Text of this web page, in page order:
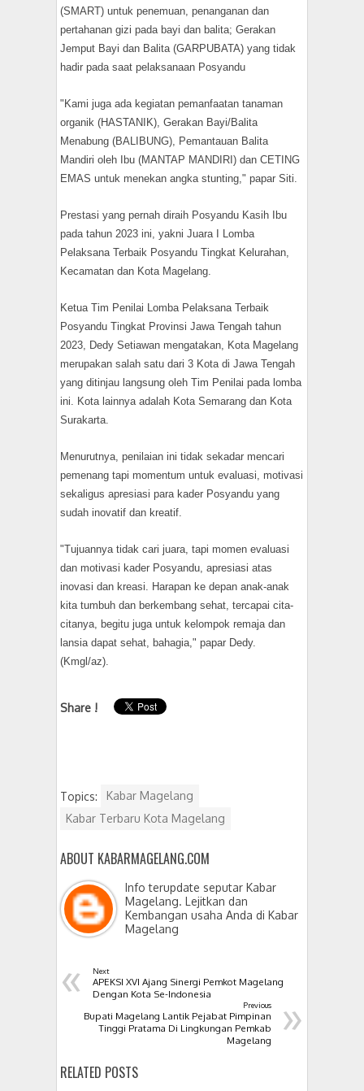
(SMART) untuk penemuan, penanganan dan
pertahanan gizi pada bayi dan balita; Gerakan
Jemput Bayi dan Balita (GARPUBATA) yang tidak
hadir pada saat pelaksanaan Posyandu
"Kami juga ada kegiatan pemanfaatan tanaman
organik (HASTANIK), Gerakan Bayi/Balita
Menabung (BALIBUNG), Pemantauan Balita
Mandiri oleh Ibu (MANTAP MANDIRI) dan CETING
EMAS untuk menekan angka stunting," papar Siti.
Prestasi yang pernah diraih Posyandu Kasih Ibu
pada tahun 2023 ini, yakni Juara I Lomba
Pelaksana Terbaik Posyandu Tingkat Kelurahan,
Kecamatan dan Kota Magelang.
Ketua Tim Penilai Lomba Pelaksana Terbaik
Posyandu Tingkat Provinsi Jawa Tengah tahun
2023, Dedy Setiawan mengatakan, Kota Magelang
merupakan salah satu dari 3 Kota di Jawa Tengah
yang ditinjau langsung oleh Tim Penilai pada lomba
ini. Kota lainnya adalah Kota Semarang dan Kota
Surakarta.
Menurutnya, penilaian ini tidak sekadar mencari
pemenang tapi momentum untuk evaluasi, motivasi
sekaligus apresiasi para kader Posyandu yang
sudah inovatif dan kreatif.
"Tujuannya tidak cari juara, tapi momen evaluasi
dan motivasi kader Posyandu, apresiasi atas
inovasi dan kreasi. Harapan ke depan anak-anak
kita tumbuh dan berkembang sehat, tercapai cita-
citanya, begitu juga untuk kelompok remaja dan
lansia dapat sehat, bahagia," papar Dedy.
(Kmgl/az).
Share !
Topics:
Kabar Magelang
Kabar Terbaru Kota Magelang
ABOUT KABARMAGELANG.COM
Info terupdate seputar Kabar
Magelang. Lejitkan dan
Kembangan usaha Anda di Kabar
Magelang
« Next
APEKSI XVI Ajang Sinergi Pemkot Magelang
Dengan Kota Se-Indonesia
»
Previous
Bupati Magelang Lantik Pejabat Pimpinan
Tinggi Pratama Di Lingkungan Pemkab
Magelang
RELATED POSTS